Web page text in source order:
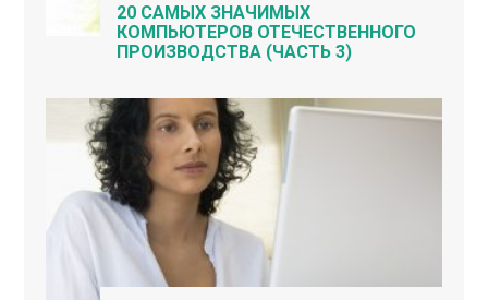
20 САМЫХ ЗНАЧИМЫХ
КОМПЬЮТЕРОВ ОТЕЧЕСТВЕННОГО
ПРОИЗВОДСТВА (ЧАСТЬ 3)